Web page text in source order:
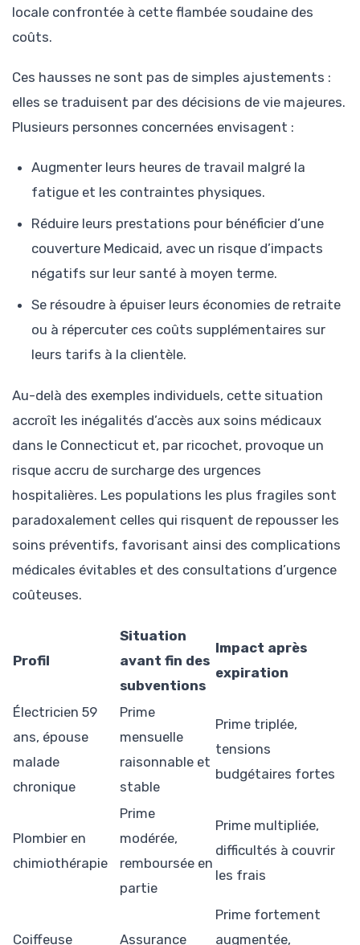
locale confrontée à cette flambée soudaine des
coûts.
Ces hausses ne sont pas de simples ajustements :
elles se traduisent par des décisions de vie majeures.
Plusieurs personnes concernées envisagent :
Augmenter leurs heures de travail malgré la
fatigue et les contraintes physiques.
Réduire leurs prestations pour bénéficier d’une
couverture Medicaid, avec un risque d’impacts
négatifs sur leur santé à moyen terme.
Se résoudre à épuiser leurs économies de retraite
ou à répercuter ces coûts supplémentaires sur
leurs tarifs à la clientèle.
Au-delà des exemples individuels, cette situation
accroît les inégalités d’accès aux soins médicaux
dans le Connecticut et, par ricochet, provoque un
risque accru de surcharge des urgences
hospitalières. Les populations les plus fragiles sont
paradoxalement celles qui risquent de repousser les
soins préventifs, favorisant ainsi des complications
médicales évitables et des consultations d’urgence
coûteuses.
Profil
Situation
avant fin des
subventions
Impact après
expiration
Électricien 59
ans, épouse
malade
chronique
Prime
mensuelle
raisonnable et
stable
Prime triplée,
tensions
budgétaires fortes
Plombier en
chimiothérapie
Prime
modérée,
remboursée en
partie
Prime multipliée,
difficultés à couvrir
les frais
Coiffeuse Assurance
Prime fortement
augmentée,